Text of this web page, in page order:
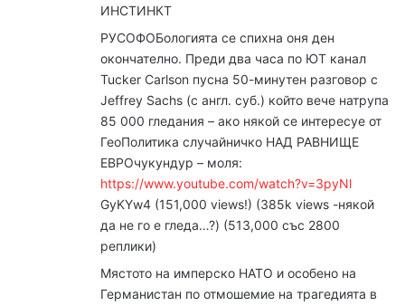
ИНСТИНКТ
РУСОФОБологията се спихна оня ден
окончателно. Преди два часа по ЮТ канал
Tucker Carlson пусна 50-минутен разговор с
Jeffrey Sachs (с англ. суб.) който вече натрупа
85 000 гледания – ако някой се интересуе от
ГеоПолитика случайничко НАД РАВНИЩЕ
ЕВРОчукундур – моля:
https://www.youtube.com/watch?v=3pyNl
GyKYw4 (151,000 views!) (385k views -някой
да не го е гледа…?) (513,000 със 2800
реплики)
Мястото на имперско НАТО и особено на
Германистан по отмошемие на трагедията в